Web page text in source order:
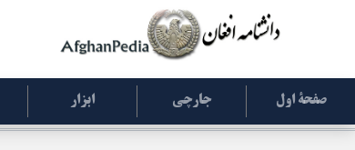
صفحۀ اول جارچی ابزار